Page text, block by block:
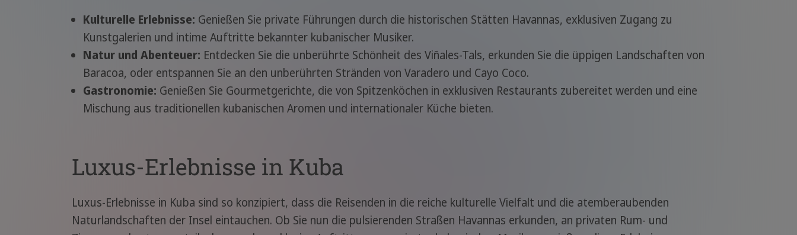
Kulturelle Erlebnisse: Genießen Sie private Führungen durch die historischen Stätten Havannas, exklusiven Zugang zu
Kunstgalerien und intime Auftritte bekannter kubanischer Musiker.
Natur und Abenteuer: Entdecken Sie die unberührte Schönheit des Viñales-Tals, erkunden Sie die üppigen Landschaften von
Baracoa, oder entspannen Sie an den unberührten Stränden von Varadero und Cayo Coco.
Gastronomie: Genießen Sie Gourmetgerichte, die von Spitzenköchen in exklusiven Restaurants zubereitet werden und eine
Mischung aus traditionellen kubanischen Aromen und internationaler Küche bieten.
Luxus-Erlebnisse in Kuba
Luxus-Erlebnisse in Kuba sind so konzipiert, dass die Reisenden in die reiche kulturelle Vielfalt und die atemberaubenden
Naturlandschaften der Insel eintauchen. Ob Sie nun die pulsierenden Straßen Havannas erkunden, an privaten Rum- und